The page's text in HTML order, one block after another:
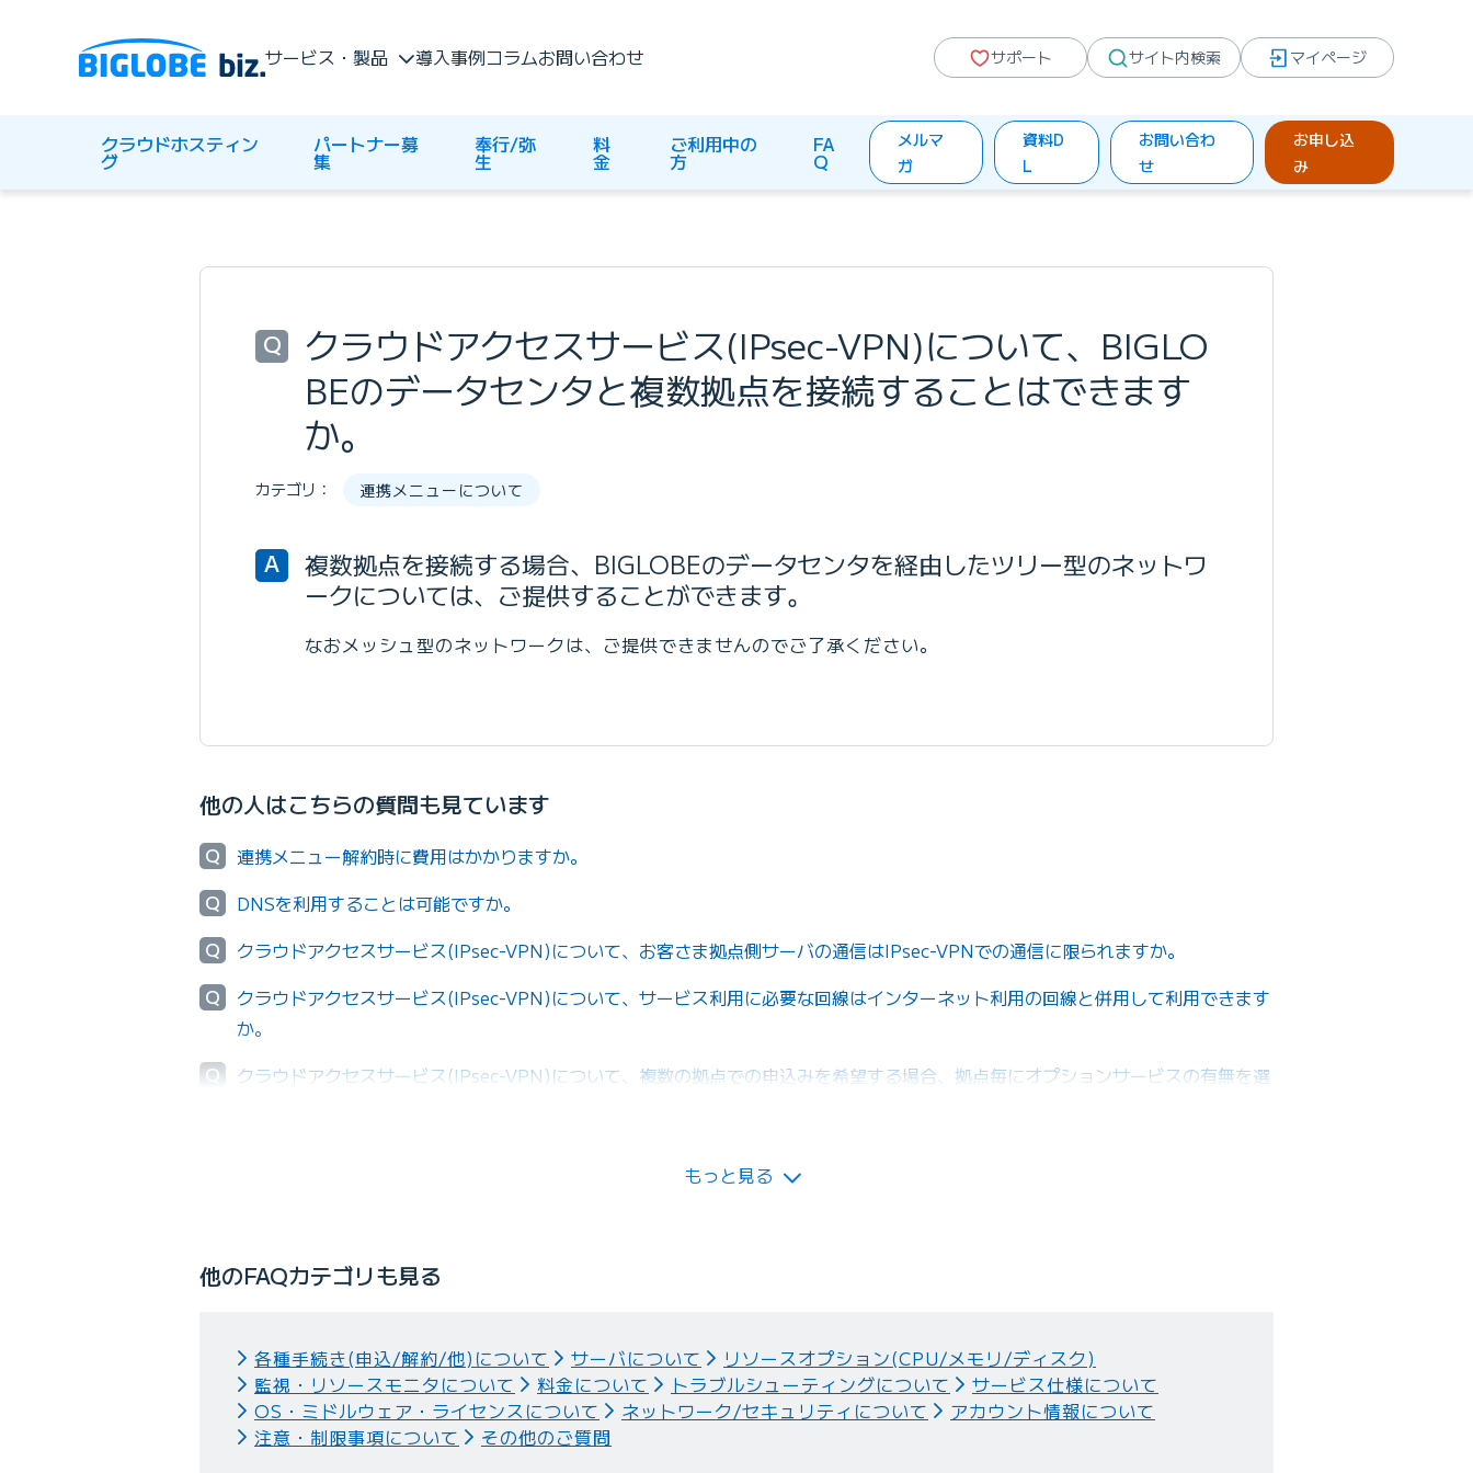
サービス・製品 導入事例コラムお問い合わせ サポート サイト内検索 マイページ
クラウドホスティン
グ
パートナー募
集
奉行/弥
生
料
金
ご利用中の
方
FA
Q
メルマ
ガ
資料D
L
お問い合わ
せ
お申し込
み
Q
クラウドアクセスサービス(IPsec-VPN)について、BIGLO
BEのデータセンタと複数拠点を接続することはできます
か。
カテゴリ： 連携メニューについて
A
複数拠点を接続する場合、BIGLOBEのデータセンタを経由したツリー型のネットワ
ークについては、ご提供することができます。
なおメッシュ型のネットワークは、ご提供できませんのでご了承ください。
他の人はこちらの質問も見ています
Q
連携メニュー解約時に費用はかかりますか。
Q
DNSを利用することは可能ですか。
Q
クラウドアクセスサービス(IPsec-VPN)について、お客さま拠点側サーバの通信はIPsec-VPNでの通信に限られますか。
Q
クラウドアクセスサービス(IPsec-VPN)について、サービス利用に必要な回線はインターネット利用の回線と併用して利用できます
か。
Q
クラウドアクセスサービス(IPsec-VPN)について、複数の拠点での申込みを希望する場合、拠点毎にオプションサービスの有無を選
もっと見る
他のFAQカテゴリも見る
各種手続き(申込/解約/他)について サーバについて
リソースオプション(CPU/メモリ/ディスク)
監視・リソースモニタについて
料金について トラブルシューティングについて
サービス仕様について
OS・ミドルウェア・ライセンスについて
ネットワーク/セキュリティについて
アカウント情報について
注意・制限事項について
その他のご質問